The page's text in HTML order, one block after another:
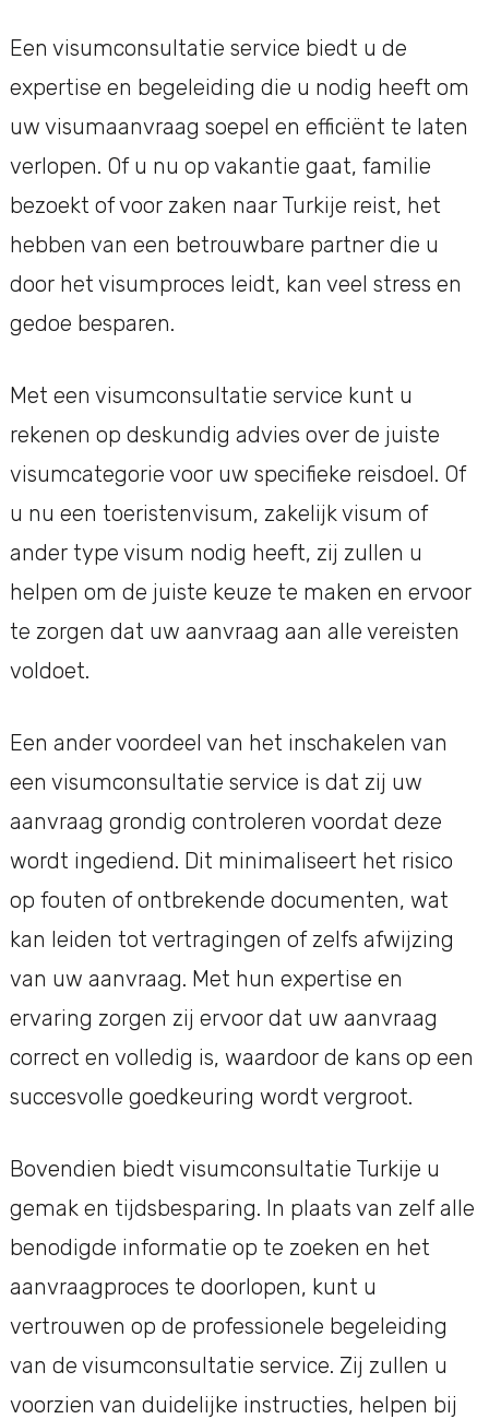
Een visumconsultatie service biedt u de
expertise en begeleiding die u nodig heeft om
uw visumaanvraag soepel en efficiënt te laten
verlopen. Of u nu op vakantie gaat, familie
bezoekt of voor zaken naar Turkije reist, het
hebben van een betrouwbare partner die u
door het visumproces leidt, kan veel stress en
gedoe besparen.
Met een visumconsultatie service kunt u
rekenen op deskundig advies over de juiste
visumcategorie voor uw specifieke reisdoel. Of
u nu een toeristenvisum, zakelijk visum of
ander type visum nodig heeft, zij zullen u
helpen om de juiste keuze te maken en ervoor
te zorgen dat uw aanvraag aan alle vereisten
voldoet.
Een ander voordeel van het inschakelen van
een visumconsultatie service is dat zij uw
aanvraag grondig controleren voordat deze
wordt ingediend. Dit minimaliseert het risico
op fouten of ontbrekende documenten, wat
kan leiden tot vertragingen of zelfs afwijzing
van uw aanvraag. Met hun expertise en
ervaring zorgen zij ervoor dat uw aanvraag
correct en volledig is, waardoor de kans op een
succesvolle goedkeuring wordt vergroot.
Bovendien biedt visumconsultatie Turkije u
gemak en tijdsbesparing. In plaats van zelf alle
benodigde informatie op te zoeken en het
aanvraagproces te doorlopen, kunt u
vertrouwen op de professionele begeleiding
van de visumconsultatie service. Zij zullen u
voorzien van duidelijke instructies, helpen bij